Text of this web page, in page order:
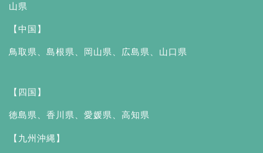
山県
【中国】
鳥取県 島根県 岡山県 広島県 山口県
【四国】
徳島県、 香川県、 愛媛県、 高知県
【九州沖縄】